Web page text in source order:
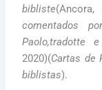
bibliste
comentados
Paolo,tradotte
2020)(Cartas de
biblistas).